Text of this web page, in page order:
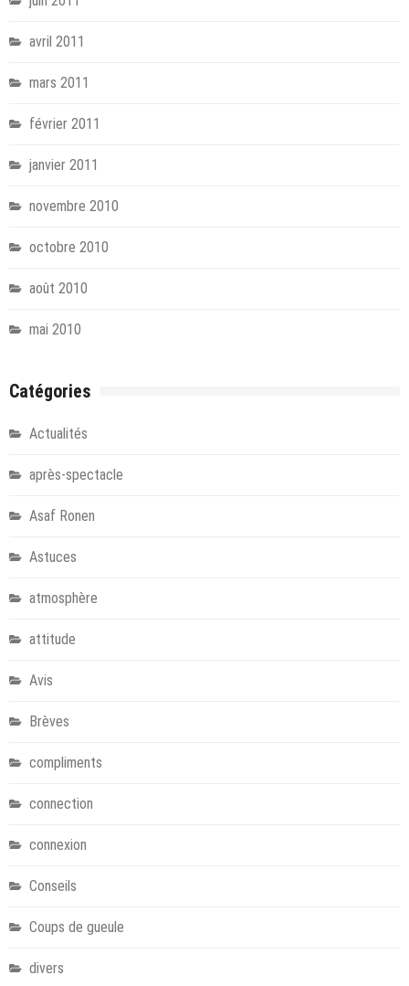
avril 2011
mars 2011
février 2011
janvier 2011
novembre 2010
octobre 2010
août 2010
mai 2010
Catégories
Actualités
après-spectacle
Asaf Ronen
Astuces
atmosphère
attitude
Avis
Brèves
compliments
connection
connexion
Conseils
Coups de gueule
divers